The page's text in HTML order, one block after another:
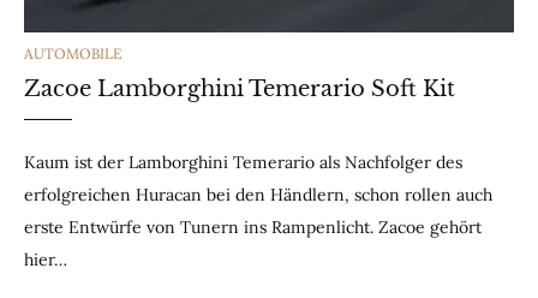
CATEGORIES
AUTOMOBILE
Zacoe Lamborghini Temerario Soft Kit
Kaum ist der Lamborghini Temerario als Nachfolger des
erfolgreichen Huracan bei den Händlern, schon rollen auch
erste Entwürfe von Tunern ins Rampenlicht. Zacoe gehört
hier…